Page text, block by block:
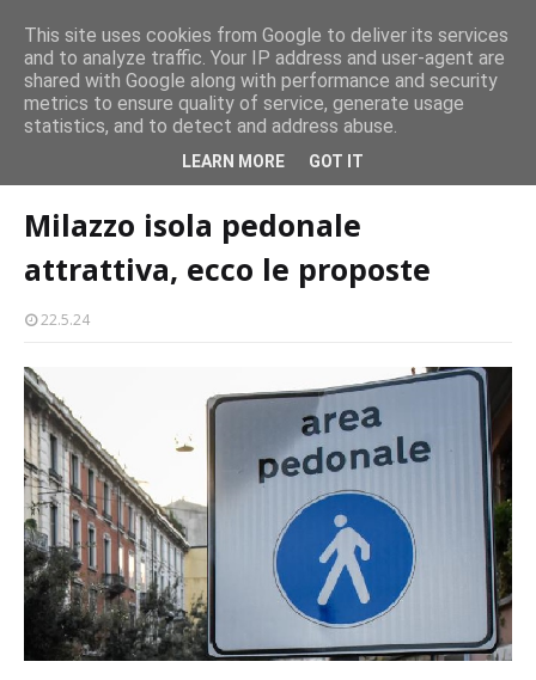
Milazzo 28ª Sagra del Pesce a Vaccarella: il programma
EVENTI
Milazzo si prepara alla magia del “Concerto all’Alba”
EVENTI
shopping-a-milazzo
Milazzo isola pedonale attrattiva,
Milazzo isola pedonale
attrattiva, ecco le proposte
22.5.24
This site uses cookies from Google to deliver its services
and to analyze traffic. Your IP address and user-agent are
shared with Google along with performance and security
metrics to ensure quality of service, generate usage
statistics, and to detect and address abuse.
LEARN MORE GOT IT